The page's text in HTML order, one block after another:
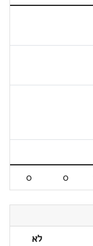
0
0
לא